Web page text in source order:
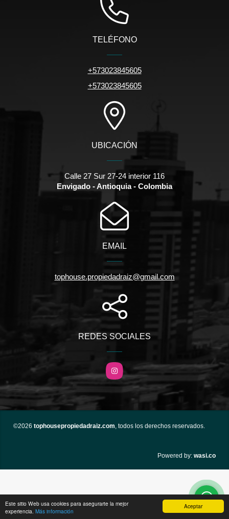
Aceptar
Este sitio Web usa cookies para asegurarte la mejor
experiencia. Más información
TELÉFONO
+573023845605
+573023845605
UBICACIÓN
Calle 27 Sur 27-24 interior 116
Envigado - Antioquia - Colombia
EMAIL
tophouse.propiedadraiz@gmail.com
REDES SOCIALES
Instagram
©2026 tophousepropiedadraiz.com, todos los derechos reservados.
Powered by: wasi.co